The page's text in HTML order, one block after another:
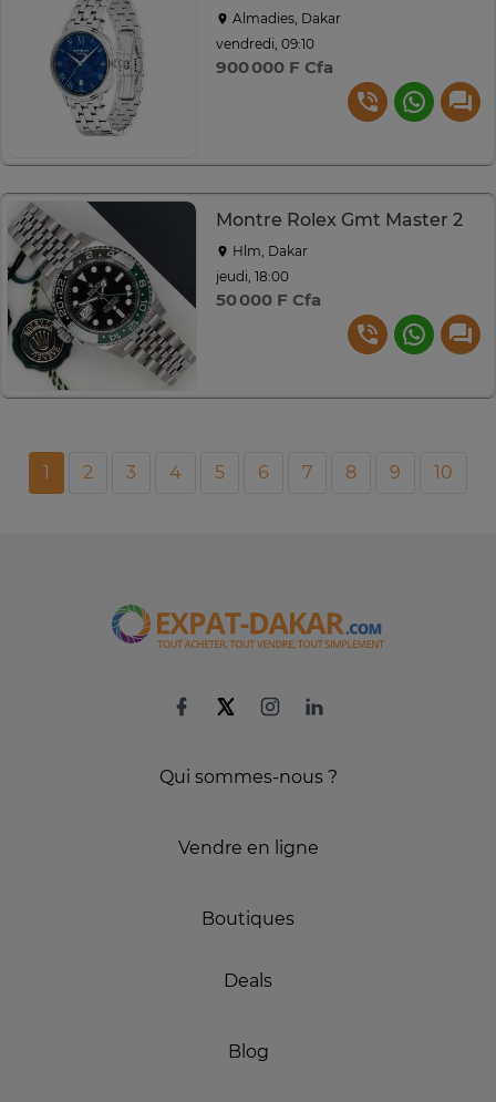
Almadies, Dakar
vendredi, 09:10
900 000 F Cfa
Montre Rolex Gmt Master 2
Hlm, Dakar
jeudi, 18:00
50 000 F Cfa
1 2 3 4 5 6 7 8 9 10
Qui sommes-nous ?
Vendre en ligne
Boutiques
Deals
Blog